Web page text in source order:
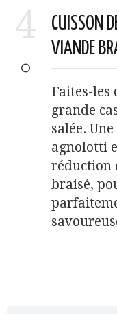
4
CUISSON
VIANDE
Faites-les
grande
salée.
agnolotti
réduction
braisé,